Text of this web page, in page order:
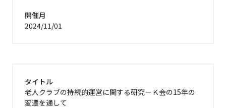
開催月
2024/11/01
タイトル
老人クラブの持続的運営に関する研究－Ｋ会の15年の
変遷を通して